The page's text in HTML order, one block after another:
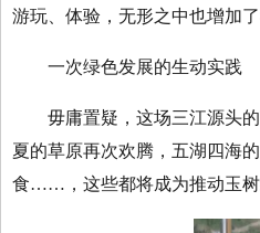
游玩、体验，无形之中也增加
一次绿色发展的生动实践
毋庸置疑，这场三江源头的
夏的草原再次欢腾，五湖四海
食……，这些都将成为推动玉树